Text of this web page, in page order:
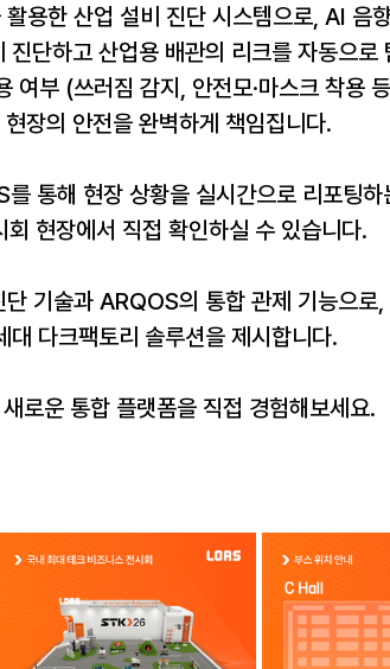
용한 산업 설비 진단 시스템으로, AI 음
진단하고 산업용 배관의 리크를 자동으로
여부 (쓰러짐 감지, 안전모·마스크 착용
장의 안전을 완벽하게 책임집니다.
통해 현장 상황을 실시간으로 리포팅하
현장에서 직접 확인하실 수 있습니다.
기술과 ARQOS의 통합 관제 기능으로,
다크팩토리 솔루션을 제시합니다.
로운 통합 플랫폼을 직접 경험해보세요.